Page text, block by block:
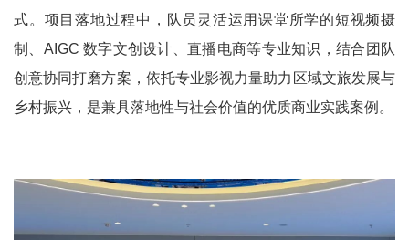
式。项目落地过程中，队员灵活运用课堂所学的短视频摄
制、 AIGC 数字文创设计、直播电商等专业知识，结合团队
创意协同打磨方案，依托专业影视力量助力区域文旅发展与
乡村振兴，是兼具落地性与社会价值的优质商业实践案例。